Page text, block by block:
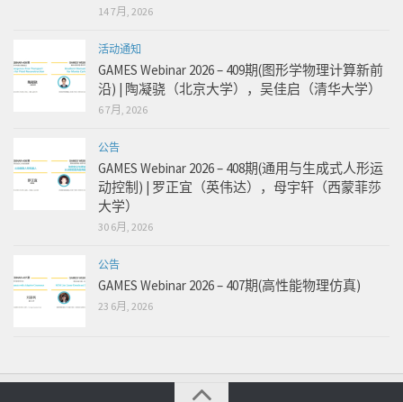
14 7月, 2026
活动通知
GAMES Webinar 2026 – 409期(图形学物理计算新前
沿) | 陶凝骁（北京大学），吴佳启（清华大学）
6 7月, 2026
公告
GAMES Webinar 2026 – 408期(通用与生成式人形运
动控制) | 罗正宜（英伟达），母宇轩（西蒙菲莎
大学）
30 6月, 2026
公告
GAMES Webinar 2026 – 407期(高性能物理仿真)
23 6月, 2026